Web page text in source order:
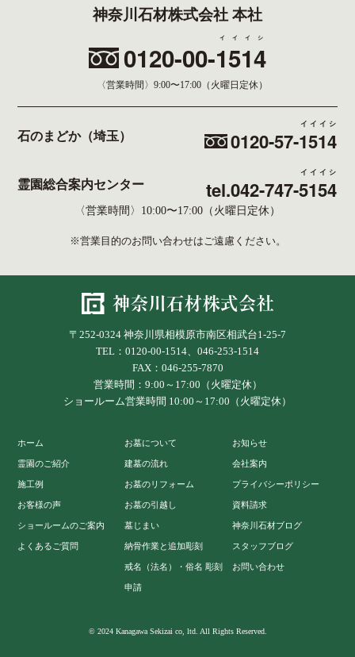
神奈川石材株式会社 本社
0120-00-1514
イイイシ
〈営業時間〉 9:00〜17:00（火曜日定休）
石のまどか（埼玉） 0120-57-1514
イイイシ
霊園総合案内センター tel.042-747-5154
イイイシ
〈営業時間〉10:00〜17:00（火曜日定休）
※営業目的のお問い合わせはご遠慮ください。
〒252-0324 神奈川県相模原市南区相武台1-25-7
TEL：0120-00-1514、046-253-1514
FAX：046-255-7870
営業時間：9:00～17:00（火曜定休）
ショールーム営業時間 10:00～17:00（火曜定休）
ホーム
霊園のご紹介
施工例
お客様の声
ショールームのご案内
よくあるご質問
お墓について
建墓の流れ
お墓のリフォーム
お墓の引越し
墓じまい
納骨作業と追加彫刻
戒名（法名）・俗名 彫刻
申請
お知らせ
会社案内
プライバシーポリシー
資料請求
神奈川石材ブログ
スタッフブログ
お問い合わせ
© 2024 Kanagawa Sekizai co, ltd. All Rights Reserved.